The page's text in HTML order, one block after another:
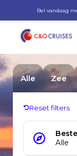
Bel vandaag